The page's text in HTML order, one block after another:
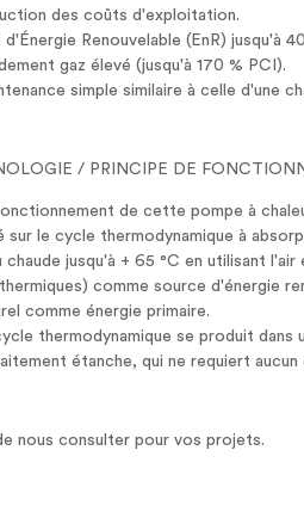
des coûts d'exploitation.
d'Énergie Renouvelable (EnR) jusqu'à
gaz élevé (jusqu'à 170 % PCI).
simple similaire à celle d'une
/ PRINCIPE DE
de cette pompe à
sur le cycle thermodynamique à
chaude jusqu'à + 65 °C en utilisant
comme source d'énergie
comme énergie primaire.
thermodynamique se produit
étanche, qui ne requiert aucun
nous consulter pour vos projets.